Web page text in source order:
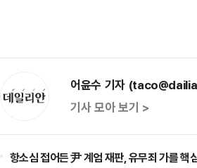
어윤수 기자
기사 모아 보기 >
항소심 접어든 尹 계엄 재판, 유무죄 가를 핵